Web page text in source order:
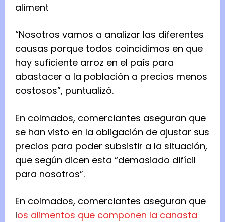
aliment
“Nosotros vamos a analizar las diferentes
causas porque todos coincidimos en que
hay suficiente arroz en el país para
abastacer a la población a precios menos
costosos”, puntualizó.
En colmados, comerciantes aseguran que
se han visto en la obligación de ajustar sus
precios para poder subsistir a la situación,
que según dicen esta “demasiado difícil
para nosotros”.
En colmados, comerciantes aseguran que
los alimentos que componen la canasta